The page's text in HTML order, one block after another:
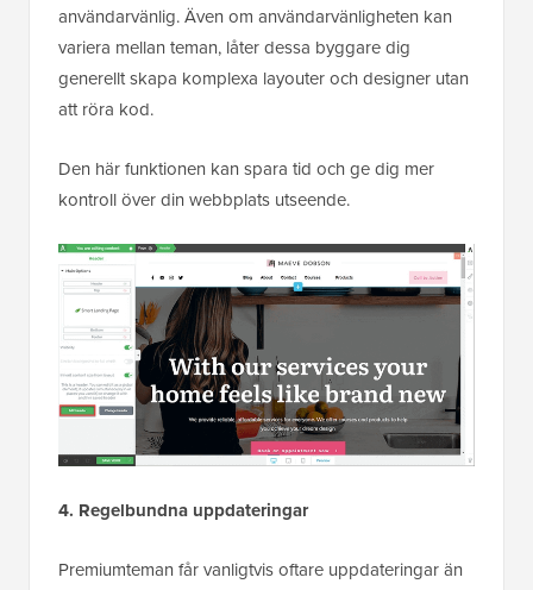
användarvänlig. Även om användarvänligheten kan
variera mellan teman, låter dessa byggare dig
generellt skapa komplexa layouter och designer utan
att röra kod.
Den här funktionen kan spara tid och ge dig mer
kontroll över din webbplats utseende.
4. Regelbundna uppdateringar
Premiumteman får vanligtvis oftare uppdateringar än